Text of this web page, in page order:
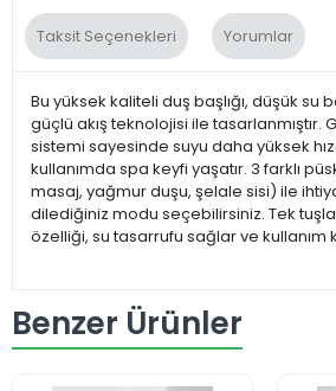
Taksit Seçenekleri Yorumlar
Bu yüksek kaliteli duş başlığı, düşük su
güçlü akış teknolojisi ile tasarlanmıştır.
sistemi sayesinde suyu daha yüksek
kullanımda spa keyfi yaşatır. 3 farklı
masaj, yağmur duşu, şelale sisi) ile
dilediğiniz modu seçebilirsiniz. Tek
özelliği, su tasarrufu sağlar ve kullanım
Benzer Ürünler